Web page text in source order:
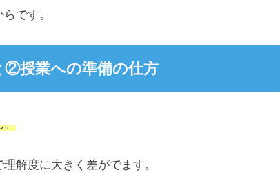
です。
②授業への準備の仕方
。
解度に大きく差がでます。